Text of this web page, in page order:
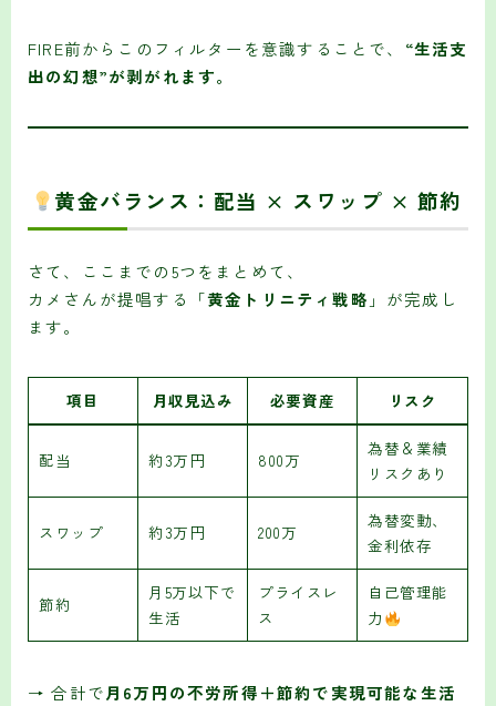
FIRE前からこのフィルターを意識することで、 “生活支
出の幻想”が剥がれます。
黄金バランス：配当 × スワップ × 節約
さて、ここまでの5つをまとめて、
カメさんが提唱する「黄金トリニティ戦略 」が完成し
ます。
項目 月収見込み 必要資産 リスク
配当 約3万円 800万
為替＆業績
リスクあり
スワップ 約3万円 200万
為替変動、
金利依存
節約
月5万以下で
生活
プライスレ
ス
自己管理能
力
→ 合計で月6万円の不労所得＋節約で実現可能な生活